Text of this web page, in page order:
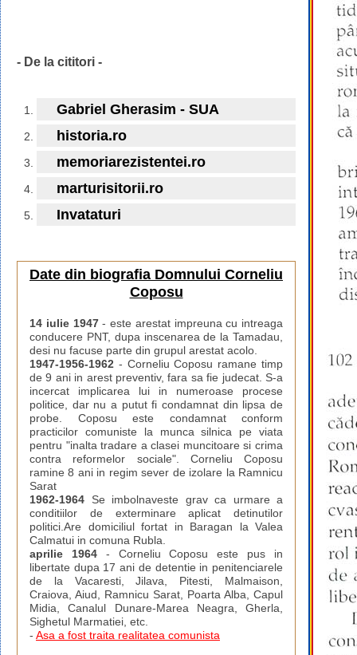
- De la cititori -
Gabriel Gherasim - SUA
historia.ro
memoriarezistentei.ro
marturisitorii.ro
Invataturi
Date din biografia Domnului Corneliu
Coposu
14 iulie 1947- este arestat impreuna cu intreaga
conducere PNT, dupa inscenarea de la Tamadau,
desi nu facuse parte din grupul arestat acolo.
1947-1956-1962 - Corneliu Coposu ramane timp
de 9 ani in arest preventiv, fara sa fie judecat. S-a
incercat implicarea lui in numeroase procese
politice, dar nu a putut fi condamnat din lipsa de
probe. Coposu este condamnat conform
practicilor comuniste la munca silnica pe viata
pentru "inalta tradare a clasei muncitoare si crima
contra reformelor sociale". Corneliu Coposu
ramine 8 ani in regim sever de izolare la Ramnicu
Sarat
1962-1964 Se imbolnaveste grav ca urmare a
conditiilor de exterminare aplicat detinutilor
politici.Are domiciliul fortat in Baragan la Valea
Calmatui in comuna Rubla.
aprilie 1964- Corneliu Coposu este pus in
libertate dupa 17 ani de detentie in penitenciarele
de la Vacaresti, Jilava, Pitesti, Malmaison,
Craiova, Aiud, Ramnicu Sarat, Poarta Alba, Capul
Midia, Canalul Dunare-Marea Neagra, Gherla,
Sighetul Marmatiei, etc.
- Asa a fost traita realitatea comunista